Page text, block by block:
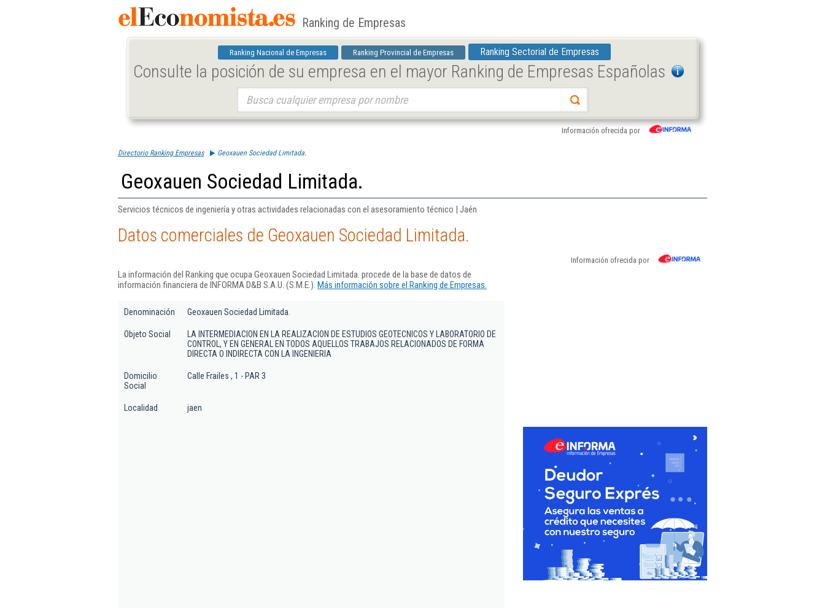
Ranking de Empresas
Ranking Nacional de Empresas Ranking Provincial de Empresas Ranking Sectorial de Empresas
Consulte la posición de su empresa en el mayor Ranking de Empresas Españolas
Información ofrecida por
Directorio Ranking Empresas Geoxauen Sociedad Limitada.
Geoxauen Sociedad Limitada.
Servicios técnicos de ingeniería y otras actividades relacionadas con el asesoramiento técnico | Jaén
Datos comerciales de Geoxauen Sociedad Limitada.
Información ofrecida por
La información del Ranking que ocupa Geoxauen Sociedad Limitada. procede de la base de datos de
información financiera de INFORMA D&B S.A.U. (S.M.E.). Más información sobre el Ranking de Empresas.
Denominación Geoxauen Sociedad Limitada.
Objeto Social
LA INTERMEDIACION EN LA REALIZACION DE ESTUDIOS GEOTECNICOS Y LABORATORIO DE
CONTROL, Y EN GENERAL EN TODOS AQUELLOS TRABAJOS RELACIONADOS DE FORMA
DIRECTA O INDIRECTA CON LA INGENIERIA
Domicilio
Social
Calle Frailes , 1 - PAR 3
Localidad jaen